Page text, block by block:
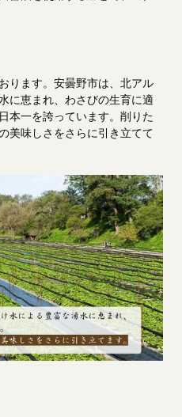
ります。安曇野市は、北アル
に恵まれ、わさびの生育に適
本一を誇っています。削りた
美味しさをさらに引き立てて